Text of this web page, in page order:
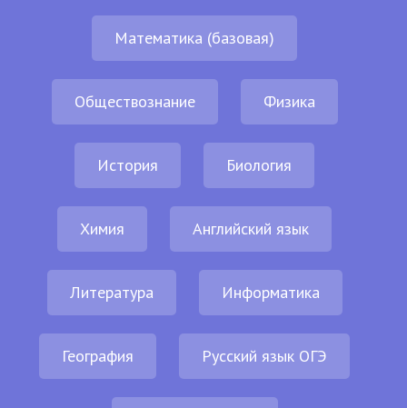
Математика (базовая)
Обществознание Физика
История Биология
Химия Английский язык
Литература Информатика
География Русский язык ОГЭ